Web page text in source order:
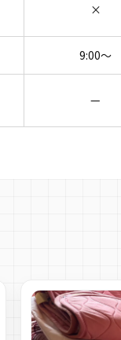
×
9:00〜
—